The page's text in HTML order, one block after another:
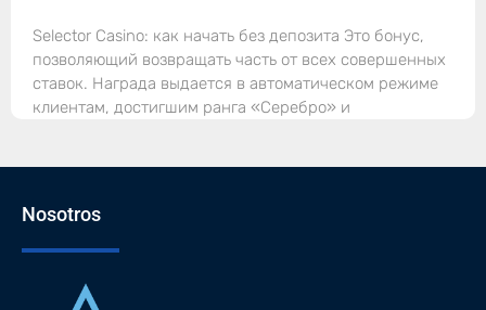
Selector Casino: как начать без депозита Это бонус,
позволяющий возвращать часть от всех совершенных
ставок. Награда выдается в автоматическом режиме
клиентам, достигшим ранга «Серебро» и
Nosotros